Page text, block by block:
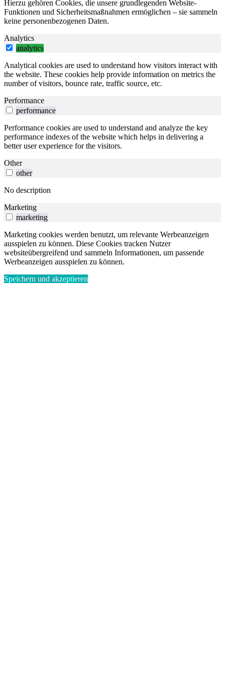
Hierzu gehören Cookies, die unsere grundlegenden Website-
Funktionen und Sicherheitsmaßnahmen ermöglichen – sie sammeln
keine personenbezogenen Daten.
Analytics
analytics
Analytical cookies are used to understand how visitors interact with
the website. These cookies help provide information on metrics the
number of visitors, bounce rate, traffic source, etc.
Performance
performance
Performance cookies are used to understand and analyze the key
performance indexes of the website which helps in delivering a
better user experience for the visitors.
Other
other
No description
Marketing
marketing
Marketing cookies werden benutzt, um relevante Werbeanzeigen
ausspielen zu können. Diese Cookies tracken Nutzer
websiteübergreifend und sammeln Informationen, um passende
Werbeanzeigen ausspielen zu können.
Speichern und akzeptieren